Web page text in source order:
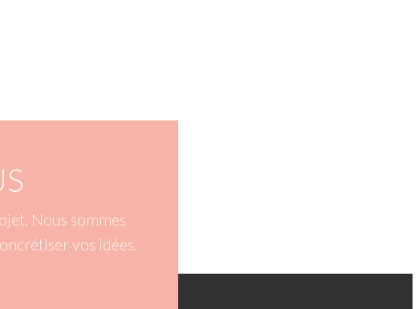
Nous sommes
vos idées.